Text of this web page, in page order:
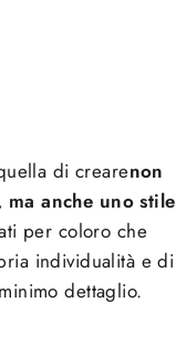
di crearenon
anche uno stile
per coloro che
individualità e di
dettaglio.